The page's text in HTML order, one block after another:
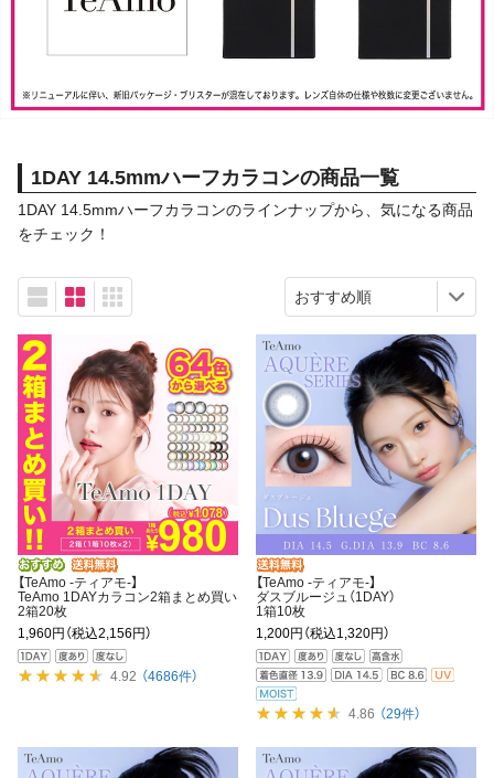
1DAY 14.5mmハーフカラコンの商品一覧
1DAY 14.5mmハーフカラコンのラインナップから、気になる商品
をチェック！
【TeAmo -ティアモ-】
TeAmo 1DAYカラコン2箱まとめ買い
2箱20枚
1,960円 （税込2,156円）
4.92 （4686件）
【TeAmo -ティアモ-】
ダスブルージュ（1DAY）
1箱10枚
1,200円 （税込1,320円）
4.86 （29件）